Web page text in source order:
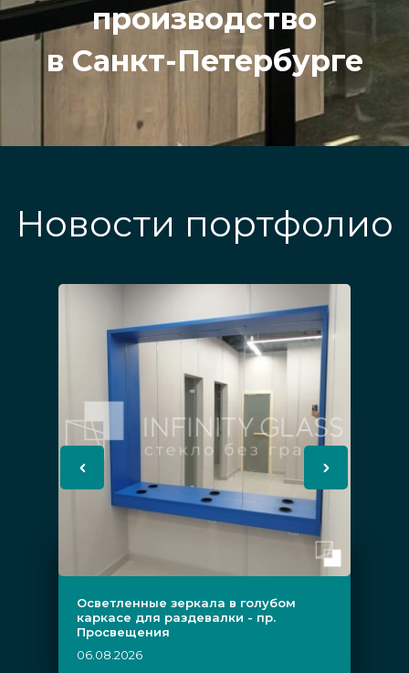
производство
в Санкт-Петербурге
Новости портфолио
Осветленные зеркала в голубом
каркасе для раздевалки - пр.
Просвещения
06.08.2026